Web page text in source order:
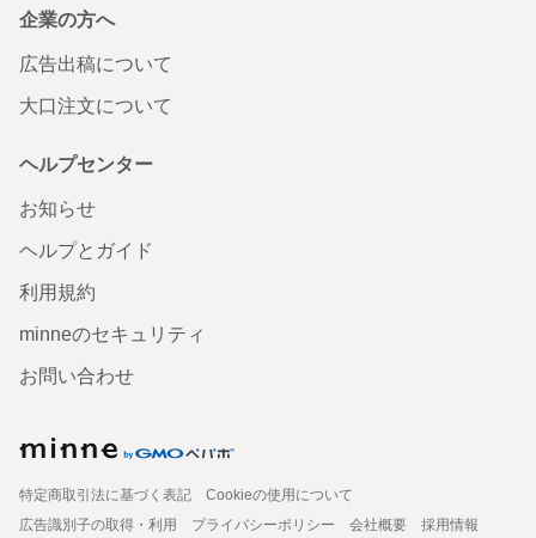
企業の方へ
広告出稿について
大口注文について
ヘルプセンター
お知らせ
ヘルプとガイド
利用規約
minneのセキュリティ
お問い合わせ
特定商取引法に基づく表記
Cookieの使用について
広告識別子の取得・利用
プライバシーポリシー 会社概要
採用情報